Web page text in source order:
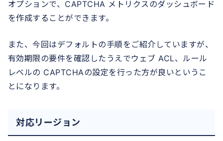
オプションで、CAPTCHA メトリクスのダッシュボード
を作成することができます。
また、今回はデフォルトの手順をご紹介していますが、
有効期限の要件を確認したうえでウェブ ACL、ルール
レベルの CAPTCHAの設定を行った方が良いというこ
とになります。
対応リージョン